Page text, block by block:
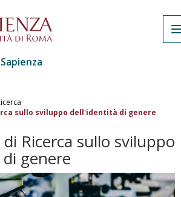
sullo sviluppo dell'identità di genere
Ricerca sullo sviluppo
genere